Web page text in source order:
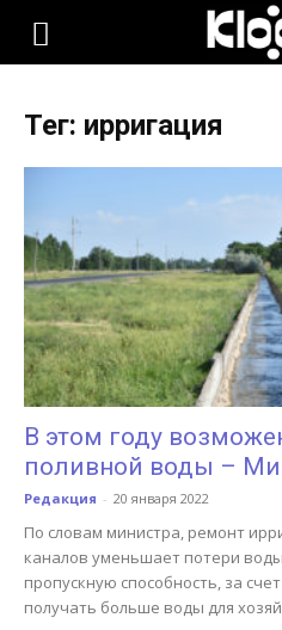
KLOOP.KG
Новости
Кыргызстана
Тег: ирригация
В этом году
поливной воды –
Редакция - 20 января 2022
По словам министра, ремонт
каналов уменьшает потери
пропускную способность, за
получать больше воды для